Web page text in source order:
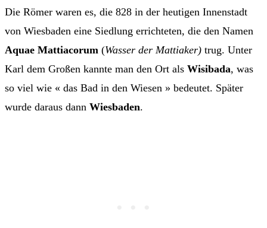
Die Römer waren es, die 828 in der heutigen Innenstadt
von Wiesbaden eine Siedlung errichteten, die den Namen
Aquae Mattiacorum (Wasser der Mattiaker) trug. Unter
Karl dem Großen kannte man den Ort als Wisibada, was
so viel wie « das Bad in den Wiesen » bedeutet. Später
wurde daraus dann Wiesbaden.